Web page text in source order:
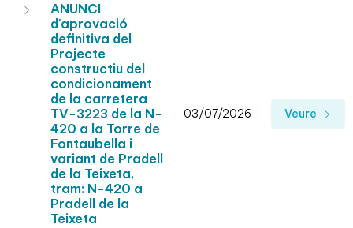
ANUNCI
d'aprovació
definitiva del
Projecte
constructiu del
condicionament
de la carretera
TV-3223 de la N-
420 a la Torre de
Fontaubella i
variant de Pradell
de la Teixeta,
tram: N-420 a
Pradell de la
Teixeta
03/07/2026 Veure